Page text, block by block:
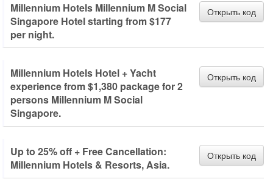
Millennium Hotels Millennium M Social
Singapore Hotel starting from $177
per night.
Открыть код
Millennium Hotels Hotel + Yacht
experience from $1,380 package for 2
persons Millennium M Social
Singapore.
Открыть код
Up to 25% off + Free Cancellation:
Millennium Hotels & Resorts, Asia.
Открыть код